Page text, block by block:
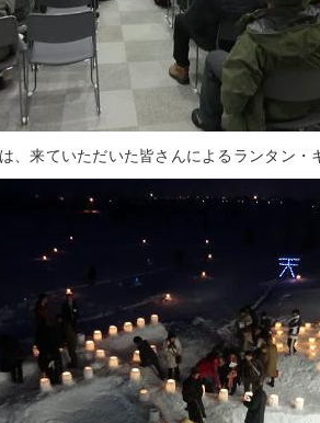
、来ていただいた皆さんによるランタン・